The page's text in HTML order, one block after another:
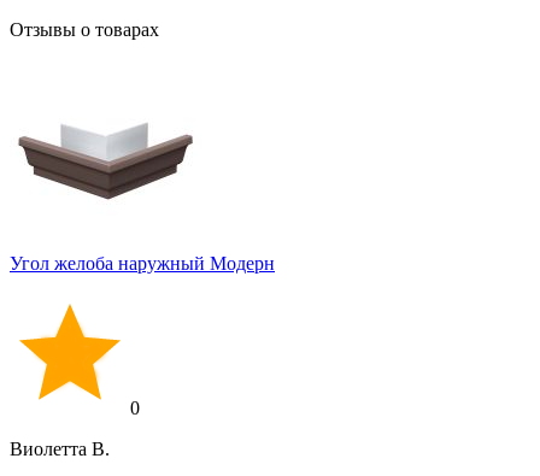
Отзывы о товарах
Угол желоба наружный Модерн
0
Виолетта В.